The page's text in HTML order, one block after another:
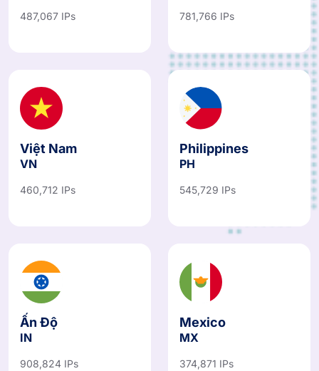
487,067 IPs 781,766 IPs
Việt Nam
VN
460,712 IPs
Philippines
PH
545,729 IPs
Ấn Độ
IN
908,824 IPs
Mexico
MX
374,871 IPs